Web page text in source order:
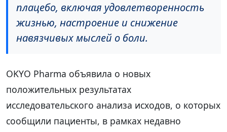
плацебо, включая удовлетворенность
жизнью, настроение и снижение
навязчивых мыслей о боли.
OKYO Pharma объявила о новых
положительных результатах
исследовательского анализа исходов, о которых
сообщили пациенты, в рамках недавно